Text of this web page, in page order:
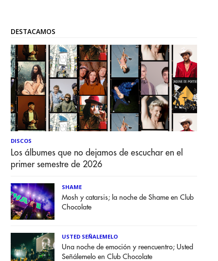
DESTACAMOS
DISCOS
Los álbumes que no dejamos de escuchar en el
primer semestre de 2026
SHAME
Mosh y catarsis; la noche de Shame en Club
Chocolate
USTED SEÑALEMELO
Una noche de emoción y reencuentro; Usted
Señálemelo en Club Chocolate